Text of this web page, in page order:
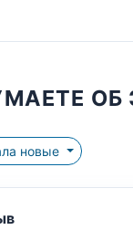
ОБ
Сначала новые